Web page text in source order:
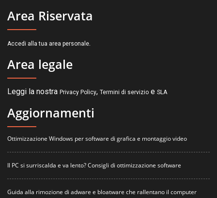
Area Riservata
Accedi alla tua area personale.
Area legale
Leggi la nostra Privacy Policy, Termini di servizio e SLA
Aggiornamenti
Ottimizzazione Windows per software di grafica e montaggio video
Il PC si surriscalda e va lento? Consigli di ottimizzazione software
Guida alla rimozione di adware e bloatware che rallentano il computer